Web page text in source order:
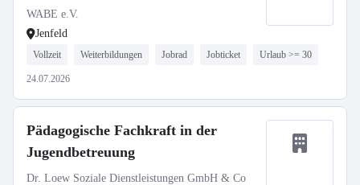
WABE e.V.
Jenfeld
Vollzeit Weiterbildungen Jobrad Jobticket Urlaub >= 30
24.07.2026
Pädagogische Fachkraft in der
Jugendbetreuung
Dr. Loew Soziale Dienstleistungen GmbH & Co